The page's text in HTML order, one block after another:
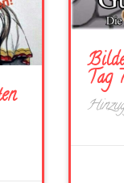
Tag